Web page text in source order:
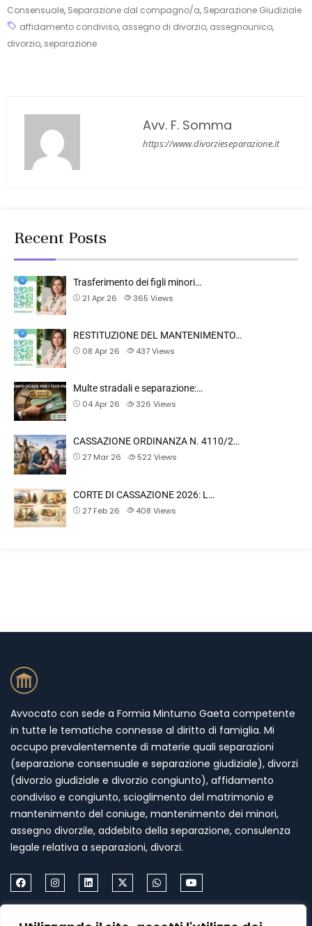
Consensuale, Separazione dal compagno/a, Separazione Giudiziale
affidamento condiviso, assegno di divorzio, assegnounico,
divorzio, separazione
Avv. F. Somma
https://www.divorzieseparazione.it
Recent Posts
Trasferimento dei figli minori…
21 Apr 26
365 Views
RESTITUZIONE DEL MANTENIMENTO…
08 Apr 26
437Views
Multe stradali e separazione:…
04 Apr 26
326 Views
CASSAZIONE ORDINANZA N. 4110/2…
27 Mar 26
522 Views
CORTE DI CASSAZIONE 2026: L…
27 Feb 26
408 Views
Avvocato con sede a Formia Minturno Gaeta competente
in tutte le tematiche connesse al diritto di famiglia. Mi
occupo prevalentemente di materie quali separazioni
(separazione consensuale e separazione giudiziale), divorzi
(divorzio giudiziale e divorzio congiunto), affidamento
condiviso e congiunto, scioglimento del matrimonio e
mantenimento del coniuge, mantenimento dei minori,
assegno divorzile, addebito della separazione, consulenza
legale relativa a separazioni, divorzi.
Come Contattarmi